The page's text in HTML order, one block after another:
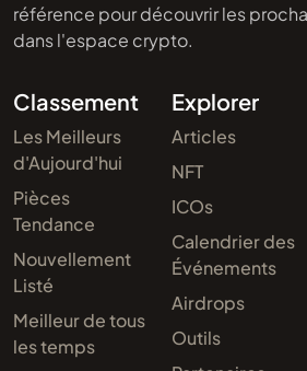
référence pour découvrir les
dans l'espace crypto.
Classement
Les Meilleurs
d'Aujourd'hui
Pièces
Tendance
Nouvellement
Listé
Meilleur de tous
les temps
Explorer
Articles
NFT
ICOs
Calendrier des
Événements
Airdrops
Outils